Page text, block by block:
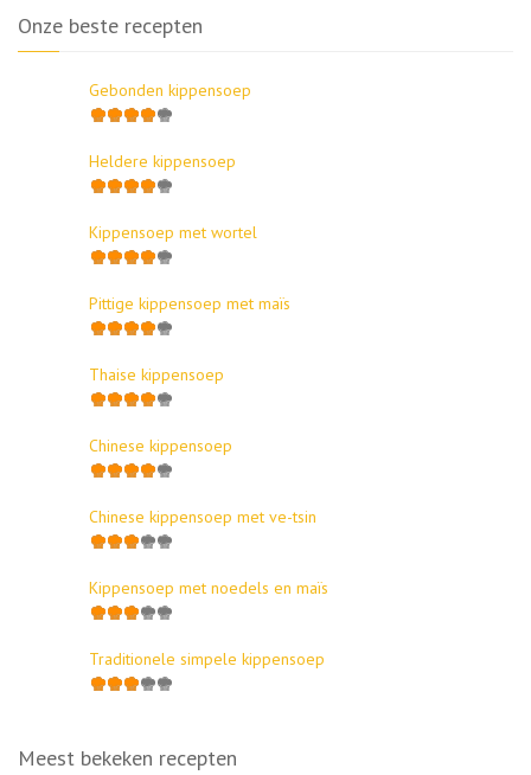
Onze beste recepten
Gebonden kippensoep
Heldere kippensoep
Kippensoep met wortel
Pittige kippensoep met maïs
Thaise kippensoep
Chinese kippensoep
Chinese kippensoep met ve-tsin
Kippensoep met noedels en maïs
Traditionele simpele kippensoep
Meest bekeken recepten